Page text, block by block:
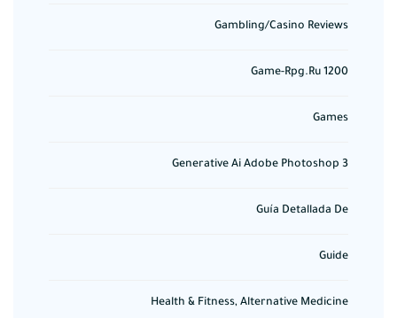
Gambling/casino Reviews
Game-Rpg.ru 1200
Games
Generative Ai Adobe Photoshop 3
Guía Detallada De
Guide
Health & Fitness, Alternative Medicine